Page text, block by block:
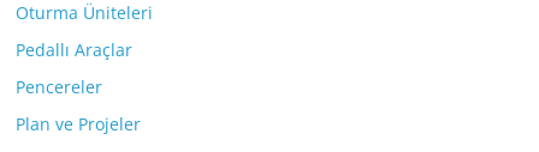
Oturma Üniteleri
Pedallı Araçlar
Pencereler
Plan ve Projeler